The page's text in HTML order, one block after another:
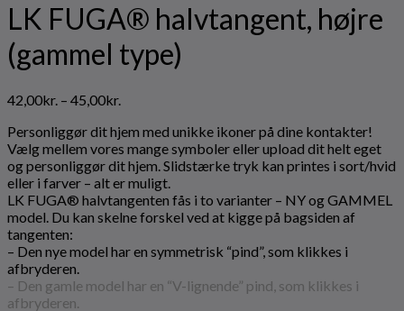
LK FUGA® halvtangent, højre
(gammel type)
42,00kr. – 45,00kr.
til
45,00kr.
Personliggør dit hjem med unikke ikoner på dine kontakter!
Vælg mellem vores mange symboler eller upload dit helt eget
og personliggør dit hjem. Slidstærke tryk kan printes i sort/hvid
eller i farver – alt er muligt.
LK FUGA® halvtangenten fås i to varianter – NY og GAMMEL
model. Du kan skelne forskel ved at kigge på bagsiden af
tangenten:
– Den nye model har en symmetrisk “pind”, som klikkes i
afbryderen.
– Den gamle model har en “V-lignende” pind, som klikkes i
afbryderen.